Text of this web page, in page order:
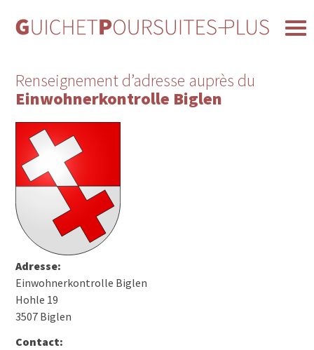
Renseignement d’adresse auprès du
Einwohnerkontrolle Biglen
Adresse:
Einwohnerkontrolle Biglen
Hohle 19
3507 Biglen
Contact: